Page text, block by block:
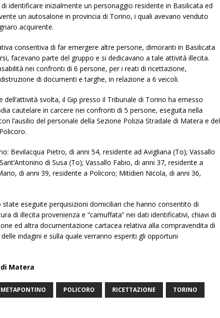
identificare inizialmente un personaggio residente in Basilicata ed
un autosalone in provincia di Torino, i quali avevano venduto
acquirente.
consentiva di far emergere altre persone, dimoranti in Basilicata
facevano parte del gruppo e si dedicavano a tale attività illecita.
nei confronti di 6 persone, per i reati di ricettazione,
di documenti e targhe, in relazione a 6 veicoli.
dell’attività svolta, il Gip presso il Tribunale di Torino ha emesso
cautelare in carcere nei confronti di 5 persone, eseguita nella
l’ausilio del personale della Sezione Polizia Stradale di Matera e del
Bevilacqua Pietro, di anni 54, residente ad Avigliana (To); Vassallo
di Susa (To); Vassallo Fabio, di anni 37, residente a
di anni 39, residente a Policoro; Mitidieri Nicola, di anni 36,
eseguite perquisizioni domiciliari che hanno consentito di
di illecita provenienza e “camuffata” nei dati identificativi, chiavi di
ed altra documentazione cartacea relativa alla compravendita di
indagini e sulla quale verranno esperiti gli opportuni
Matera
METAPONTINO POLICORO RICETTAZIONE TORINO